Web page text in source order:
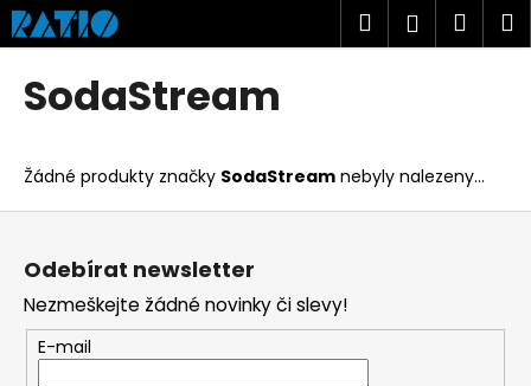
Přejít
na
obsah
Hledat
SodaStream
Žádné produkty značky SodaStream nebyly nalezeny...
K
o
o
p
o
t
ř
e
b
Z
Odebírat newsletter
Nezmeškejte žádné novinky či slevy!
E-mail